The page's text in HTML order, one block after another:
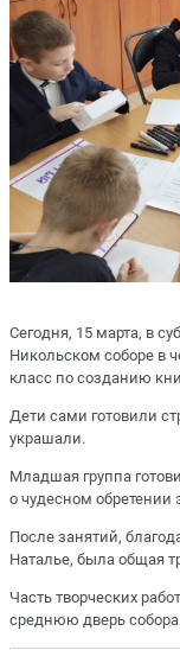
Сегодня, 15 марта, в
Никольском соборе в
класс по созданию
Дети сами готовили
украшали.
Младшая группа
о чудесном
После занятий,
Наталье, была общая
Часть творческих
среднюю дверь